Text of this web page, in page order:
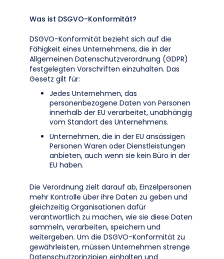
Was ist DSGVO-Konformität?
DSGVO-Konformität bezieht sich auf die
Fähigkeit eines Unternehmens, die in der
Allgemeinen Datenschutzverordnung (GDPR)
festgelegten Vorschriften einzuhalten. Das
Gesetz gilt für:
Jedes Unternehmen, das
personenbezogene Daten von Personen
innerhalb der EU verarbeitet, unabhängig
vom Standort des Unternehmens.
Unternehmen, die in der EU ansässigen
Personen Waren oder Dienstleistungen
anbieten, auch wenn sie kein Büro in der
EU haben.
Die Verordnung zielt darauf ab, Einzelpersonen
mehr Kontrolle über ihre Daten zu geben und
gleichzeitig Organisationen dafür
verantwortlich zu machen, wie sie diese Daten
sammeln, verarbeiten, speichern und
weitergeben. Um die DSGVO-Konformität zu
gewährleisten, müssen Unternehmen strenge
Datenschutzprinzipien einhalten und